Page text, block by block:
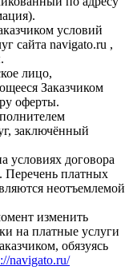
условий
сайта navigato.ru ,
лицо,
Заказчиком
оферты.
заключённый
условиях договора
Перечень платных
неотъемлемой
изменить
на платные услуги
обязуясь
navigato.ru/